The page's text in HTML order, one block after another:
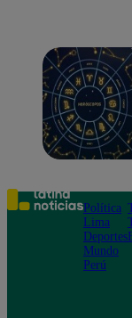
Política
Lima
Deportes
Mundo
Perú